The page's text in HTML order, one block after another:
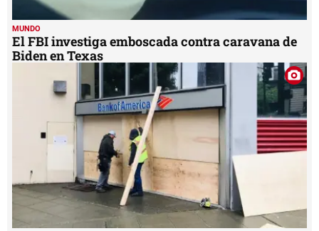
MUNDO
El FBI investiga emboscada contra caravana de
Biden en Texas